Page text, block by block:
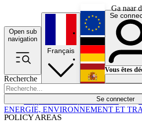
Ga naar
Open sub
navigation
Recherche
Se connecter
POLICY AREAS
Économie
Français
English
Deutsch
Español
Se
Vous êtes
ENERGIE, ENVIRONNEMENT ET